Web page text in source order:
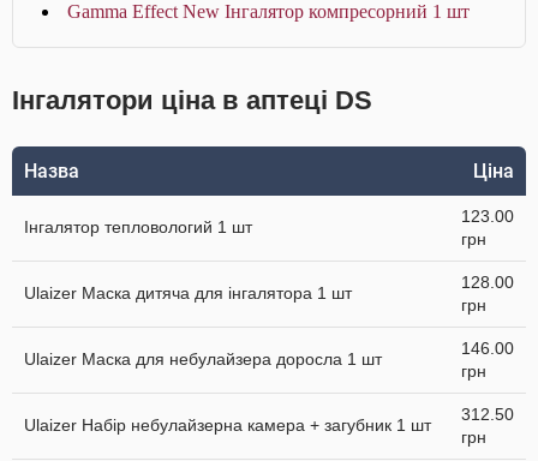
Gamma Effect New Інгалятор компресорний 1 шт
Інгалятори ціна в аптеці DS
Назва Ціна
Інгалятор тепловологий 1 шт
123.00
грн
Ulaizer Маска дитяча для інгалятора 1 шт
128.00
грн
Ulaizer Маска для небулайзера доросла 1 шт
146.00
грн
Ulaizer Набір небулайзерна камера + загубник 1 шт
312.50
грн